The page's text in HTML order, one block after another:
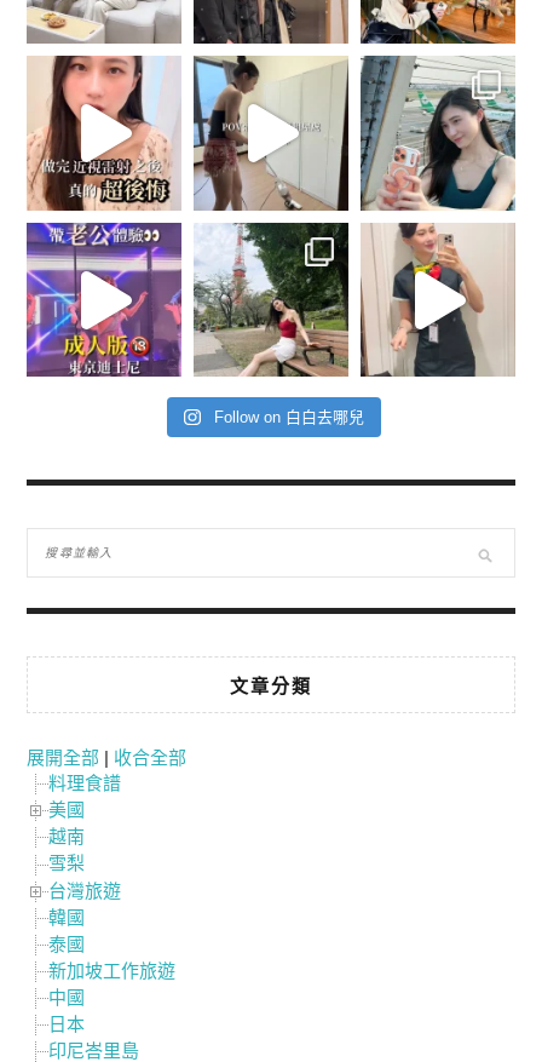
Follow on 白白去哪兒
文章分類
展開全部 | 收合全部
料理食譜
美國
越南
雪梨
台灣旅遊
韓國
泰國
新加坡工作旅遊
中國
日本
印尼峇里島